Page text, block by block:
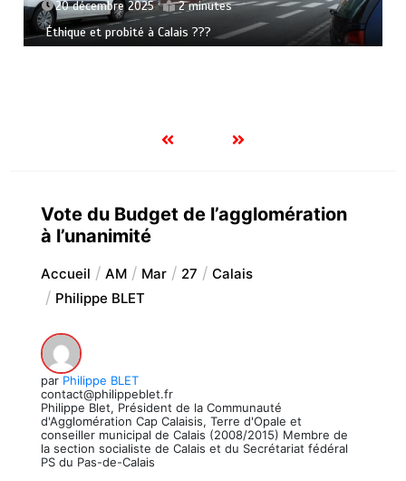
20 décembre 2025 2 minutes
Éthique et probité à Calais ???
Vote du Budget de l’agglomération
à l’unanimité
Accueil AM Mar 27
Calais
Philippe BLET
par Philippe BLET
contact@philippeblet.fr
Philippe Blet, Président de la Communauté
d'Agglomération Cap Calaisis, Terre d'Opale et
conseiller municipal de Calais (2008/2015) Membre de
la section socialiste de Calais et du Secrétariat fédéral
PS du Pas-de-Calais